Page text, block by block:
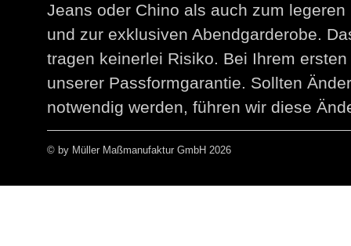
Jeans oder Chino als auch zum
und zur exklusiven Abendgarderobe.
tragen keinerlei Risiko. Bei Ihrem
unserer Passformgarantie. Sollten
notwendig werden, führen wir diese
© by Müller Maßmanufaktur GmbH 2026